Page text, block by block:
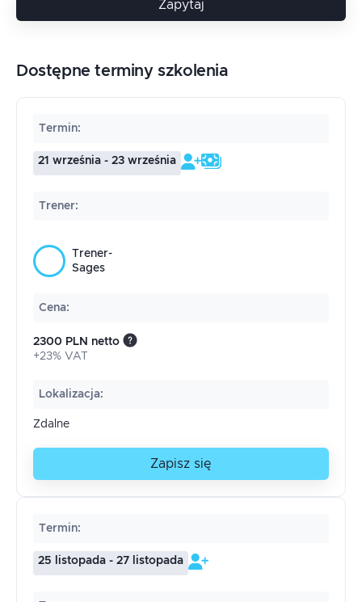
Zapytaj
Dostępne terminy szkolenia
Termin:
21 września - 23 września
Trener:
Trener-
Sages
Cena:
2300 PLN netto
+23% VAT
Lokalizacja:
Zdalne
Zapisz się
Termin:
25 listopada - 27 listopada